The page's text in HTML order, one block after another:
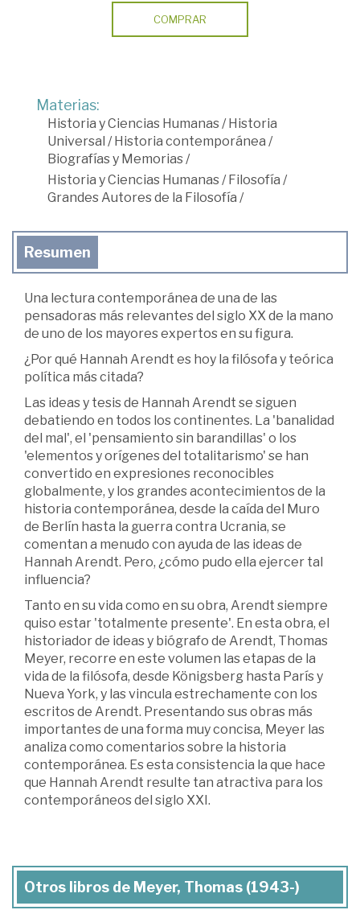
COMPRAR
Materias:
Historia y Ciencias Humanas/Historia
Universal /Historia contemporánea /
Biografías y Memorias/
Historia y Ciencias Humanas/Filosofía /
Grandes Autores de la Filosofía /
Resumen
Una lectura contemporánea de una de las
pensadoras más relevantes del siglo XX de la mano
de uno de los mayores expertos en su figura.
¿Por qué Hannah Arendt es hoy la filósofa y teórica
política más citada?
Las ideas y tesis de Hannah Arendt se siguen
debatiendo en todos los continentes. La 'banalidad
del mal', el 'pensamiento sin barandillas' o los
'elementos y orígenes del totalitarismo' se han
convertido en expresiones reconocibles
globalmente, y los grandes acontecimientos de la
historia contemporánea, desde la caída del Muro
de Berlín hasta la guerra contra Ucrania, se
comentan a menudo con ayuda de las ideas de
Hannah Arendt. Pero, ¿cómo pudo ella ejercer tal
influencia?
Tanto en su vida como en su obra, Arendt siempre
quiso estar 'totalmente presente'. En esta obra, el
historiador de ideas y biógrafo de Arendt, Thomas
Meyer, recorre en este volumen las etapas de la
vida de la filósofa, desde Königsberg hasta París y
Nueva York, y las vincula estrechamente con los
escritos de Arendt. Presentando sus obras más
importantes de una forma muy concisa, Meyer las
analiza como comentarios sobre la historia
contemporánea. Es esta consistencia la que hace
que Hannah Arendt resulte tan atractiva para los
contemporáneos del siglo XXI.
Otros libros de Meyer, Thomas (1943-)